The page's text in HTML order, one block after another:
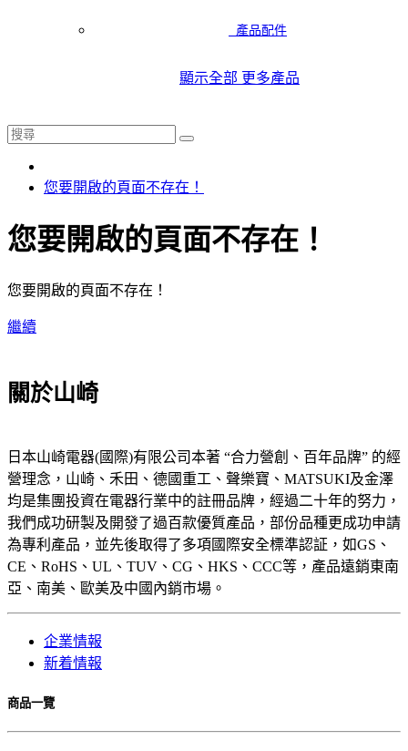
產品配件
顯示全部 更多產品
您要開啟的頁面不存在！
您要開啟的頁面不存在！
您要開啟的頁面不存在！
繼續
關於山崎
日本山崎電器(國際)有限公司本著 “合力營創、百年品牌” 的經
營理念，山崎、禾田、德國重工、聲樂寶、MATSUKI及金澤
均是集團投資在電器行業中的註冊品牌，經過二十年的努力，
我們成功研製及開發了過百款優質產品，部份品種更成功申請
為專利產品，並先後取得了多項國際安全標準認証，如GS、
CE、RoHS、UL、TUV、CG、HKS、CCC等，產品遠銷東南
亞、南美、歐美及中國內銷市場。
企業情報
新着情報
商品一覽